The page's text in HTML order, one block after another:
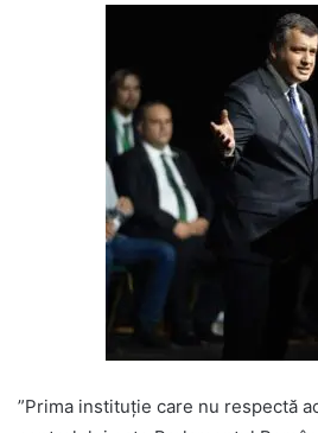
”Prima instituție care nu respectă